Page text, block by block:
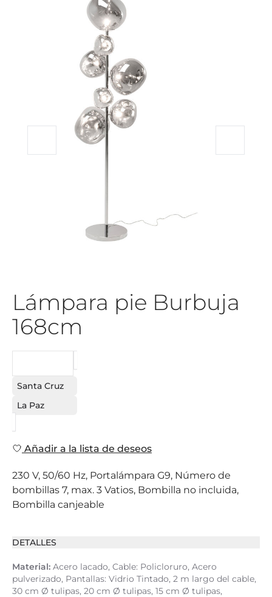
Lámpara pie Burbuja
168cm
Santa Cruz
La Paz
Añadir a la lista de deseos
230 V, 50/60 Hz, Portalámpara G9, Número de
bombillas 7, max. 3 Vatios, Bombilla no incluida,
Bombilla canjeable
DETALLES
Material: Acero lacado, Cable: Policloruro, Acero
pulverizado, Pantallas: Vidrio Tintado, 2 m largo del cable,
30 cm Ø tulipas, 20 cm Ø tulipas, 15 cm Ø tulipas,